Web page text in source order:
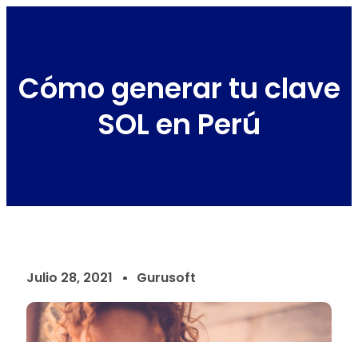
Cómo generar tu clave
SOL en Perú
Julio 28, 2021 Gurusoft